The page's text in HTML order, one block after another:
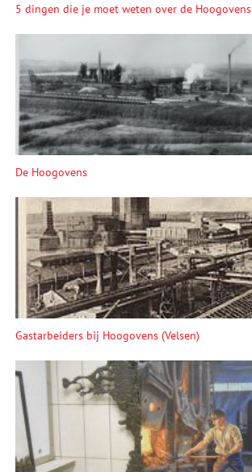
5 dingen die je moet weten over de Hoogovens
De Hoogovens
Gastarbeiders bij Hoogovens (Velsen)